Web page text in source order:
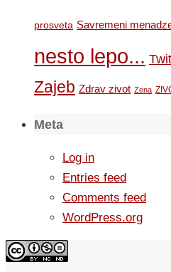
prosveta Savremeni
nesto lepo...
Zajeb Zdrav zivot Zena
Meta
Log in
Entries feed
Comments feed
WordPress.org